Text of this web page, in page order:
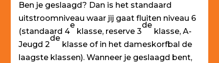
Ben je geslaagd? Dan is het standaard
uitstroomniveau waar jij gaat fluiten niveau 6
(standaard 4
e
klasse, reserve 3
de
klasse, A-
Jeugd 2
de
klasse of in het dameskorfbal de
laagste klassen). Wanneer je geslaagd bent,